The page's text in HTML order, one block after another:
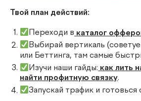
Твой план действий:
Переходи в каталог
Выбирай вертикаль
или Беттинга, там самые
Изучи наши гайды: как лить
найти профитную связку.
Запускай трафик и готовься